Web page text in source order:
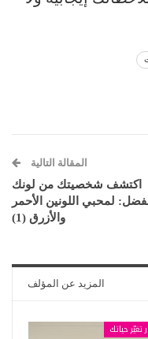
المقالة التالية
اكتشف شخصيتك من لونك
لمحبي اللونين الأحمر
والأزرق (1)
المزيد عن المؤلف
تغيّر حياتك